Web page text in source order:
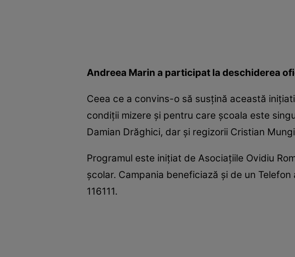
Andreea Marin a participat la deschiderea
Ceea ce a convins-o să susţină această
condiţii mizere şi pentru care şcoala este
Damian Drăghici, dar şi regizorii Cristian
Programul este iniţiat de Asociaţiile Ovidiu
şcolar. Campania beneficiază şi de un
116111.